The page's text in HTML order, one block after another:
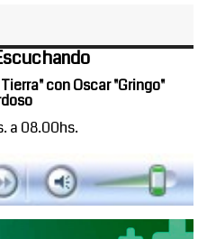
con Oscar "Gringo"
a 08.00hs.